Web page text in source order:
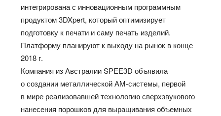
интегрирована с инновационным программным
продуктом 3DXpert, который оптимизирует
подготовку к печати и саму печать изделий.
Платформу планируют к выходу на рынок в конце
2018 г.
Компания из Австралии SPEE3D объявила
о создании металлической АМ-системы, первой
в мире реализовавшей технологию сверхзвукового
нанесения порошков для выращивания объемных